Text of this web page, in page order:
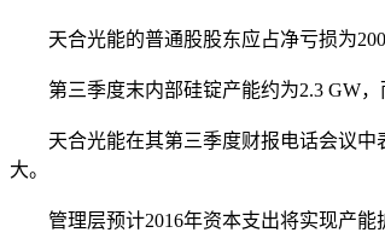
天合光能的普通股股东应占净亏损为2000
第三季度末内部硅锭产能约为2.3 GW，
天合光能在其第三季度财报电话会议中表
大。
管理层预计2016年资本支出将实现产能